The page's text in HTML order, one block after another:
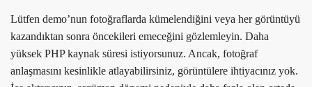
Lütfen demo’nun fotoğraflarda kümelendiğini veya her görüntüyü
kazandıktan sonra öncekileri emeceğini gözlemleyin. Daha
yüksek PHP kaynak süresi istiyorsunuz. Ancak, fotoğraf
anlaşmasını kesinlikle atlayabilirsiniz, görüntülere ihtiyacınız yok.